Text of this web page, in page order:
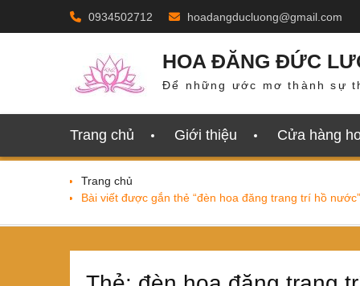
0934502712 hoadangducluong@gmail.com
HOA ĐĂNG ĐỨC
Để những ước mơ thành sự
Trang chủ Giới thiệu Cửa hàng
Trang chủ
Bài viết được gắn thẻ “đèn hoa đăng trang trí hồ nước”